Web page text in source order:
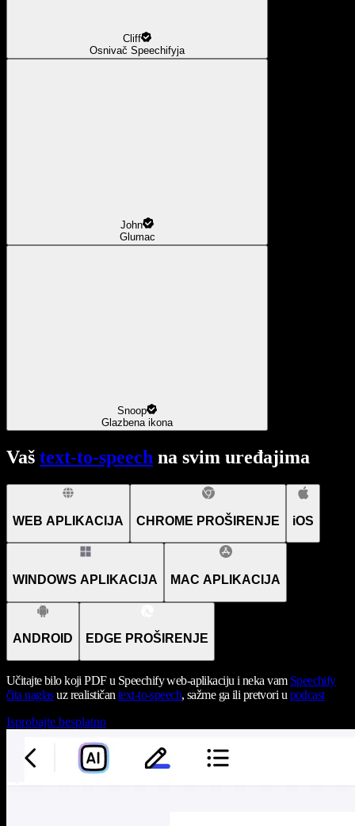
Cliff
Osnivač Speechifyja
John
Glumac
Snoop
Glazbena ikona
Vaš text-to-speech na svim uređajima
WEB APLIKACIJA CHROME PROŠIRENJE iOS
WINDOWS APLIKACIJA MAC APLIKACIJA
ANDROID EDGE PROŠIRENJE
Učitajte bilo koji PDF u Speechify web-aplikaciju i neka vam Speechify
čita naglasuz realističan text-to-speech, sažme ga ili pretvori u podcast
Isprobajte besplatno